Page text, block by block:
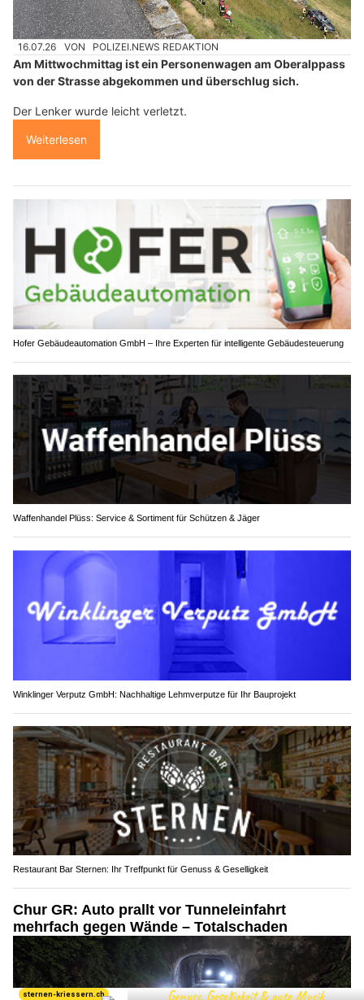
16.07.26 VON POLIZEI.NEWS REDAKTION
Am Mittwochmittag ist ein Personenwagen am Oberalppass
von der Strasse abgekommen und überschlug sich.
Der Lenker wurde leicht verletzt.
Weiterlesen
Hofer Gebäudeautomation GmbH – Ihre Experten für intelligente Gebäudesteuerung
Waffenhandel Plüss: Service & Sortiment für Schützen & Jäger
Winklinger Verputz GmbH: Nachhaltige Lehmverputze für Ihr Bauprojekt
Restaurant Bar Sternen: Ihr Treffpunkt für Genuss & Geselligkeit
Chur GR: Auto prallt vor Tunneleinfahrt
mehrfach gegen Wände – Totalschaden